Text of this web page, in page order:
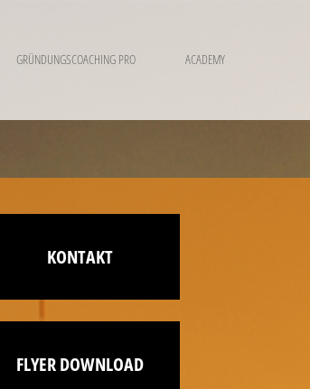
GRÜNDUNGSCOACHING PRO ACADEMY
KONTAKT
FLYER DOWNLOAD